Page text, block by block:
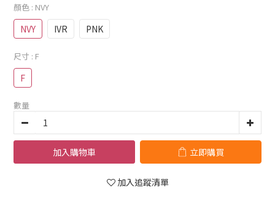
顏色 : NVY
NVY IVR PNK
尺寸 : F
F
數量
加入購物車 立即購買
加入追蹤清單